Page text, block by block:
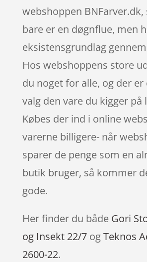
webshoppen
bare er en døgnflue, men
eksistensgrundlag
Hos webshoppens store
du noget for alle, og der
valg den vare du kigger på
Købes der ind i online
varerne billigere- når
sparer de penge som en
butik bruger, så kommer
gode.
Her finder du både Gori
og Insekt 22/7ogTeknos
2600-22.